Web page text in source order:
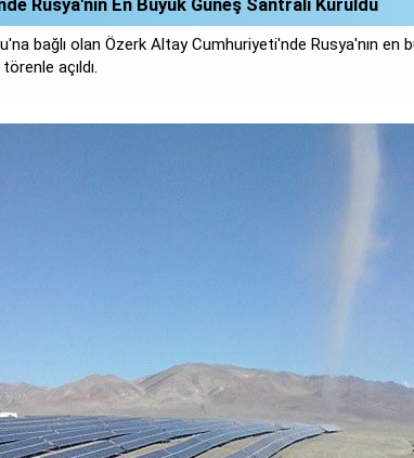
Rusya'nın En Büyük Güneş Santrali Kuruldu
bağlı olan Özerk Altay Cumhuriyeti'nde Rusya'nın en
açıldı.